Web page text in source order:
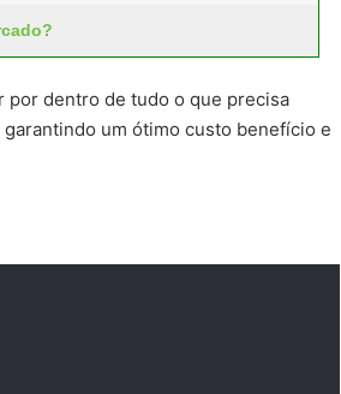
por dentro de tudo o que precisa
um ótimo custo benefício e